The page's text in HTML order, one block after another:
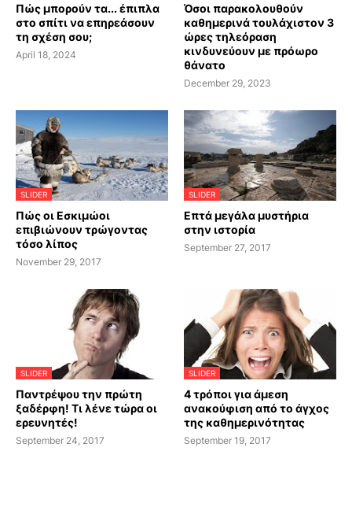
Πώς μπορούν τα... έπιπλα
στο σπίτι να επηρεάσουν
τη σχέση σου;
April 18, 2024
Όσοι παρακολουθούν
καθημερινά τουλάχιστον 3
ώρες τηλεόραση
κινδυνεύουν με πρόωρο
θάνατο
December 29, 2023
SLIDER
Πώς οι Εσκιμώοι
επιβιώνουν τρώγοντας
τόσο λίπος
November 29, 2017
SLIDER
Επτά μεγάλα μυστήρια
στην ιστορία
September 27, 2017
SLIDER
Παντρέψου την πρώτη
ξαδέρφη! Τι λένε τώρα οι
ερευνητές!
September 24, 2017
SLIDER
4 τρόποι για άμεση
ανακούφιση από το άγχος
της καθημερινότητας
September 19, 2017